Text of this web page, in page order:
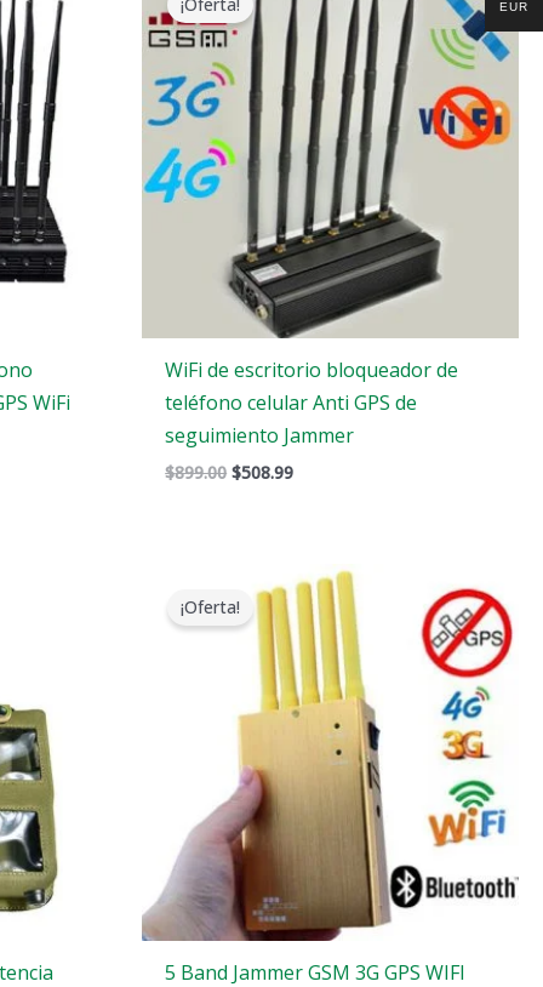
WiFi
WiFi de escritorio bloqueador de
teléfono celular Anti GPS de
seguimiento Jammer
$899.00
original
era:
$899.00.
$508.99
actual
$508.99.
¡Oferta!
5 Band Jammer GSM 3G GPS WIFI
precio
original
era:
$399.00.
El
precio
actual
es:
$209.88.
EUR